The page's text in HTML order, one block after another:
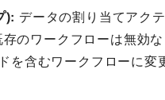
): データの割り当てアク
のワークフローは無効
を含むワークフローに